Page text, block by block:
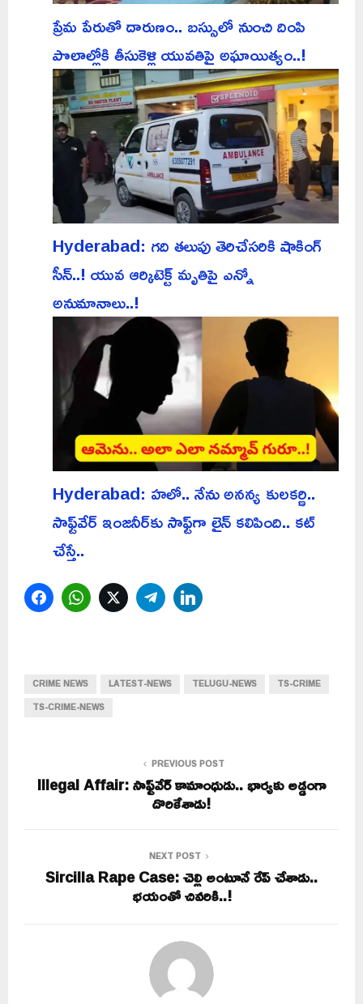
ప్రేమ పేరుతో దారుణం.. బస్సులో నుంచి దింపి
పొలాల్లోకి తీసుకెళ్లి యువతిపై అఘాయిత్యం..!
Hyderabad: గది తలుపు తెరిచేసరికి షాకింగ్
సీన్..! యువ ఆర్కిటెక్ట్ మృతిపై ఎన్నో
అనుమానాలు..!
Hyderabad: హలో.. నేను అనన్య కులకర్ణి..
సాఫ్ట్‌వేర్ ఇంజనీర్‌కు సాఫ్ట్‌గా లైన్ కలిపింది.. కట్
చేస్తే..
FacebookWhatsAppTwitterTelegram
CRIME NEWS LATEST-NEWS TELUGU-NEWS
TS-CRIME
TS-CRIME-NEWS
PREVIOUS POST
Illegal Affair: సాఫ్ట్‌వేర్ కామాంధుడు.. భార్యకు అడ్డంగా
దొరికేశాడు!
NEXT POST
Sircilla Rape Case: చెల్లి అంటూనే రేప్ చేశాడు..
భయంతో చివరికి..!